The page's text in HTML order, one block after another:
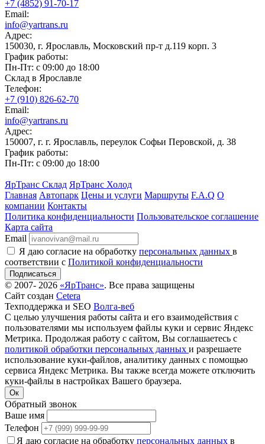
+7 (4852) 91-70-17
Email:
info@yartrans.ru
Адрес:
150030, г. Ярославль, Московский пр-т д.119 корп. 3
График работы:
Пн-Пт: с 09:00 до 18:00
Склад в Ярославле
Телефон:
+7 (910) 826-62-70
Email:
info@yartrans.ru
Адрес:
150007, г. г. Ярославль, переулок Софьи Перовской, д. 38
График работы:
Пн-Пт: с 09:00 до 18:00
ЯрТранс Склад ЯрТранс Холод
Главная Автопарк Цены и услуги Маршруты F.A.Q О
компании Контакты
Политика конфиденциальности Пользовательское соглашение
Карта сайта
Email
Я даю согласие на обработку персональных данных в
соответствии с Политикой конфиденциальности
Подписаться
© 2007- 2026 «ЯрТранс». Все права защищены
Сайт создан Cetera
Техподдержка и SEO Волга-веб
С целью улучшения работы сайта и его взаимодействия с
пользователями мы используем файлы куки и сервис Яндекс
Метрика. Продолжая работу с сайтом, Вы соглашаетесь с
политикой обработки персональных данных и разрешаете
использование куки-файлов, аналитику данных с помощью
сервиса Яндекс Метрика. Вы также всегда можете отключить
куки-файлы в настройках Вашего браузера.
Ок
Обратный звонок
Ваше имя
Телефон
Я даю согласие на обработку персональных данных в